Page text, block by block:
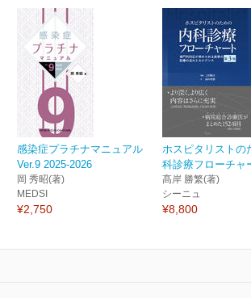
感染症プラチナマニュアル
Ver.9 2025-2026
岡 秀昭(著)
MEDSI
¥2,750
ホスピタリストの
科診療フローチャ
髙岸 勝繁(著)
シーニュ
¥8,800